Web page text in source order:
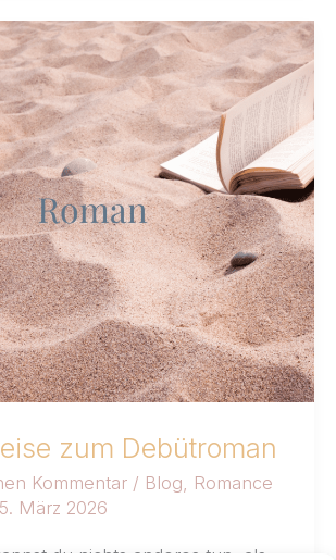
zum Debütroman
Kommentar / Blog
Romance
5. März 2026